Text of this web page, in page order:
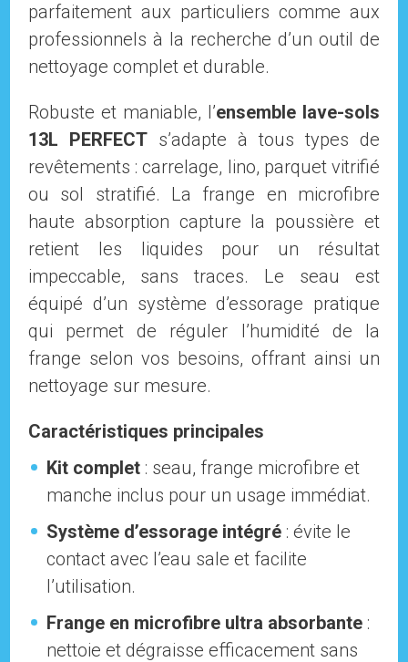
parfaitement aux particuliers comme aux
professionnels à la recherche d’un outil de
nettoyage complet et durable.
Robuste et maniable, l’ensemble lave-sols
13L PERFECT s’adapte à tous types de
revêtements : carrelage, lino, parquet vitrifié
ou sol stratifié. La frange en microfibre
haute absorption capture la poussière et
retient les liquides pour un résultat
impeccable, sans traces. Le seau est
équipé d’un système d’essorage pratique
qui permet de réguler l’humidité de la
frange selon vos besoins, offrant ainsi un
nettoyage sur mesure.
Caractéristiques principales
Kit complet : seau, frange microfibre et
manche inclus pour un usage immédiat.
Système d’essorage intégré : évite le
contact avec l’eau sale et facilite
l’utilisation.
Frange en microfibre ultra absorbante :
nettoie et dégraisse efficacement sans